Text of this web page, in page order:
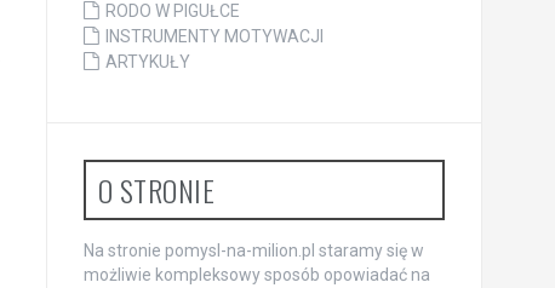
RODO W PIGUŁCE
INSTRUMENTY MOTYWACJI
ARTYKUŁY
O STRONIE
Na stronie pomysl-na-milion.pl staramy się w
możliwie kompleksowy sposób opowiadać na